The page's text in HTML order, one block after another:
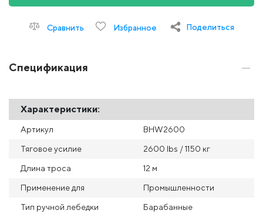
Сравнить Избранное Поделиться
Спецификация
Характеристики:
Артикул BHW2600
Тяговое усилие 2600 lbs / 1150 кг
Длина троса 12 м
Применение для Промышленности
Тип ручной лебедки Барабанные